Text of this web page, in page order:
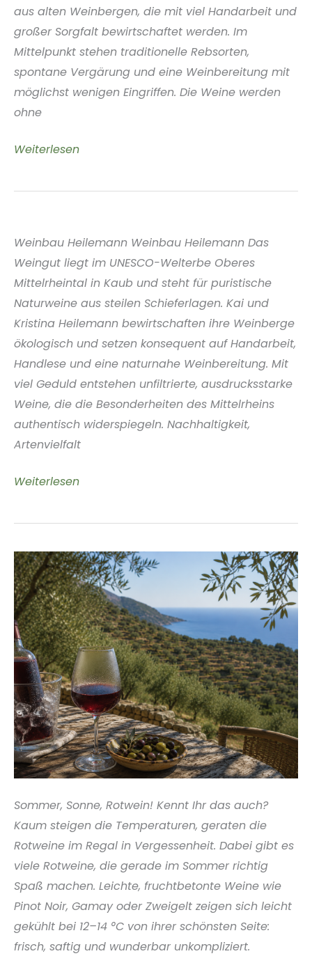
aus alten Weinbergen, die mit viel Handarbeit und
großer Sorgfalt bewirtschaftet werden. Im
Mittelpunkt stehen traditionelle Rebsorten,
spontane Vergärung und eine Weinbereitung mit
möglichst wenigen Eingriffen. Die Weine werden
ohne
Vinho
Lisboa
Weiterlesen
Weinbau Heilemann Weinbau Heilemann Das
Weingut liegt im UNESCO-Welterbe Oberes
Mittelrheintal in Kaub und steht für puristische
Naturweine aus steilen Schieferlagen. Kai und
Kristina Heilemann bewirtschaften ihre Weinberge
ökologisch und setzen konsequent auf Handarbeit,
Handlese und eine naturnahe Weinbereitung. Mit
viel Geduld entstehen unfiltrierte, ausdrucksstarke
Weine, die die Besonderheiten des Mittelrheins
authentisch widerspiegeln. Nachhaltigkeit,
Artenvielfalt
Weinbau
Mittelrhein
Weiterlesen
Sommer, Sonne, Rotwein! Kennt Ihr das auch?
Kaum steigen die Temperaturen, geraten die
Rotweine im Regal in Vergessenheit. Dabei gibt es
viele Rotweine, die gerade im Sommer richtig
Spaß machen. Leichte, fruchtbetonte Weine wie
Pinot Noir, Gamay oder Zweigelt zeigen sich leicht
gekühlt bei 12–14 °C von ihrer schönsten Seite:
frisch, saftig und wunderbar unkompliziert.